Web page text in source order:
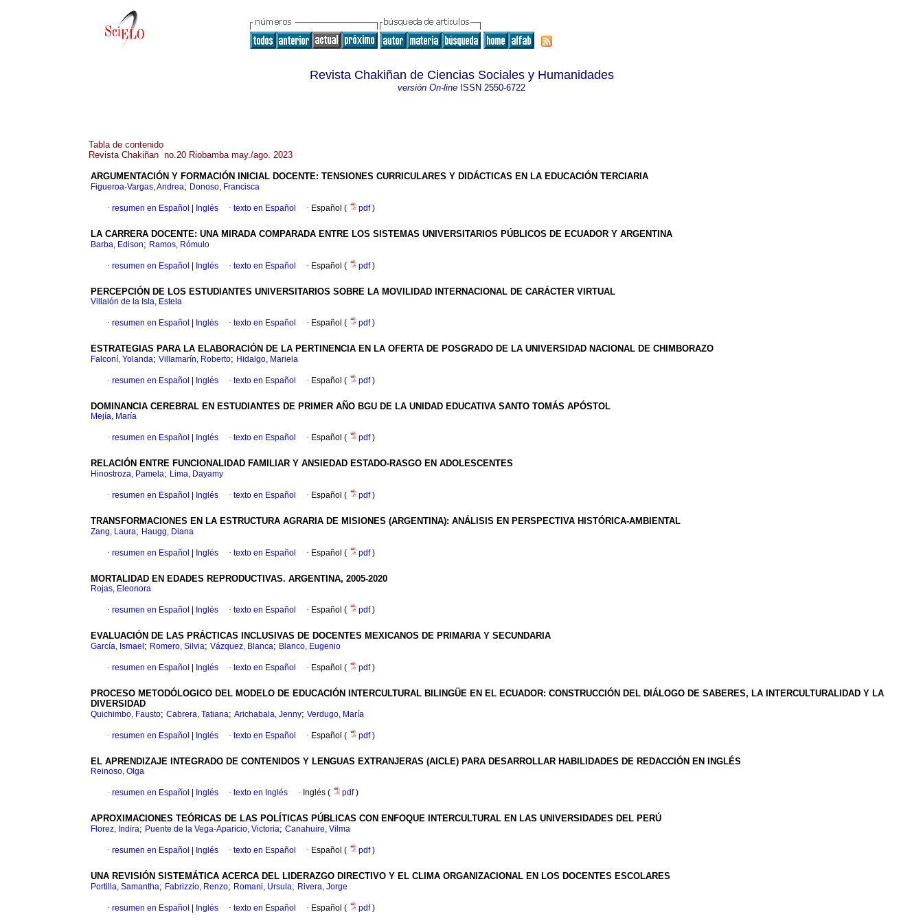
Revista Chakiñan de Ciencias Sociales y Humanidades
versión On-line ISSN 2550-6722
Tabla de contenido
Revista Chakiñan no.20 Riobamba may./ago. 2023
ARGUMENTACIÓN Y FORMACIÓN INICIAL DOCENTE: TENSIONES CURRICULARES Y DIDÁCTICAS EN LA EDUCACIÓN TERCIARIA
Figueroa-Vargas, Andrea; Donoso, Francisca
· resumen en Español Inglés · texto en Español · Español ( pdf)
LA CARRERA DOCENTE: UNA MIRADA COMPARADA ENTRE LOS SISTEMAS UNIVERSITARIOS PÚBLICOS DE ECUADOR Y ARGENTINA
Barba, Edison; Ramos, Rómulo
· resumen en Español Inglés · texto en Español · Español ( pdf)
PERCEPCIÓN DE LOS ESTUDIANTES UNIVERSITARIOS SOBRE LA MOVILIDAD INTERNACIONAL DE CARÁCTER VIRTUAL
Villalón de la Isla, Estela
· resumen en Español Inglés · texto en Español · Español ( pdf)
ESTRATEGIAS PARA LA ELABORACIÓN DE LA PERTINENCIA EN LA OFERTA DE POSGRADO DE LA UNIVERSIDAD NACIONAL DE CHIMBORAZO
Falconí, Yolanda; Villamarín, Roberto; Hidalgo, Mariela
· resumen en Español Inglés · texto en Español · Español ( pdf)
DOMINANCIA CEREBRAL EN ESTUDIANTES DE PRIMER AÑO BGU DE LA UNIDAD EDUCATIVA SANTO TOMÁS APÓSTOL
Mejía, María
· resumen en Español Inglés · texto en Español · Español ( pdf)
RELACIÓN ENTRE FUNCIONALIDAD FAMILIAR Y ANSIEDAD ESTADO-RASGO EN ADOLESCENTES
Hinostroza, Pamela; Lima, Dayamy
· resumen en Español Inglés · texto en Español · Español ( pdf)
TRANSFORMACIONES EN LA ESTRUCTURA AGRARIA DE MISIONES (ARGENTINA): ANÁLISIS EN PERSPECTIVA HISTÓRICA-AMBIENTAL
Zang, Laura; Haugg, Diana
· resumen en Español Inglés · texto en Español · Español ( pdf)
MORTALIDAD EN EDADES REPRODUCTIVAS. ARGENTINA, 2005-2020
Rojas, Eleonora
· resumen en Español Inglés · texto en Español · Español ( pdf)
EVALUACIÓN DE LAS PRÁCTICAS INCLUSIVAS DE DOCENTES MEXICANOS DE PRIMARIA Y SECUNDARIA
García, Ismael ; Romero, Silvia; Vázquez, Blanca; Blanco, Eugenio
· resumen en Español Inglés · texto en Español · Español ( pdf)
PROCESO METODÓLOGICO DEL MODELO DE EDUCACIÓN INTERCULTURAL BILINGÜE EN EL ECUADOR: CONSTRUCCIÓN DEL DIÁLOGO DE SABERES, LA INTERCULTURALIDAD Y LA
DIVERSIDAD
Quichimbo, Fausto; Cabrera, Tatiana; Arichabala, Jenny; Verdugo, María
· resumen en Español Inglés · texto en Español · Español ( pdf)
EL APRENDIZAJE INTEGRADO DE CONTENIDOS Y LENGUAS EXTRANJERAS (AICLE) PARA DESARROLLAR HABILIDADES DE REDACCIÓN EN INGLÉS
Reinoso, Olga
· resumen en Español Inglés · texto en Inglés · Inglés ( pdf)
APROXIMACIONES TEÓRICAS DE LAS POLÍTICAS PÚBLICAS CON ENFOQUE INTERCULTURAL EN LAS UNIVERSIDADES DEL PERÚ
Florez, Indira; Puente de la Vega-Aparicio, Victoria; Canahuire, Vilma
· resumen en Español Inglés · texto en Español · Español ( pdf)
UNA REVISIÓN SISTEMÁTICA ACERCA DEL LIDERAZGO DIRECTIVO Y EL CLIMA ORGANIZACIONAL EN LOS DOCENTES ESCOLARES
Portilla, Samantha; Fabrizzio, Renzo; Romani, Ursula; Rivera, Jorge
· resumen en Español Inglés · texto en Español · Español ( pdf)